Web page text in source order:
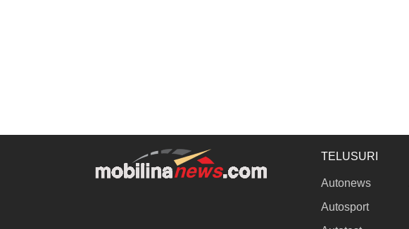
TELUSURI
Autonews
Autosport